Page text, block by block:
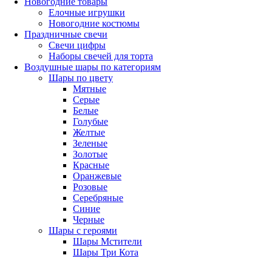
Елочные игрушки
Новогодние костюмы
Праздничные свечи
Свечи цифры
Наборы свечей для торта
Воздушные шары по категориям
Шары по цвету
Мятные
Серые
Белые
Голубые
Желтые
Зеленые
Золотые
Красные
Оранжевые
Розовые
Серебряные
Синие
Черные
Шары с героями
Шары Мстители
Шары Три Кота